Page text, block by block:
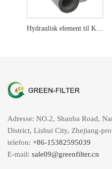
Adresse: NO.2, Shanha Road,
District, Lishui City, Zhejiang-
telefon: +86-15382595039
E-mail: sale09@greenfilter.cn